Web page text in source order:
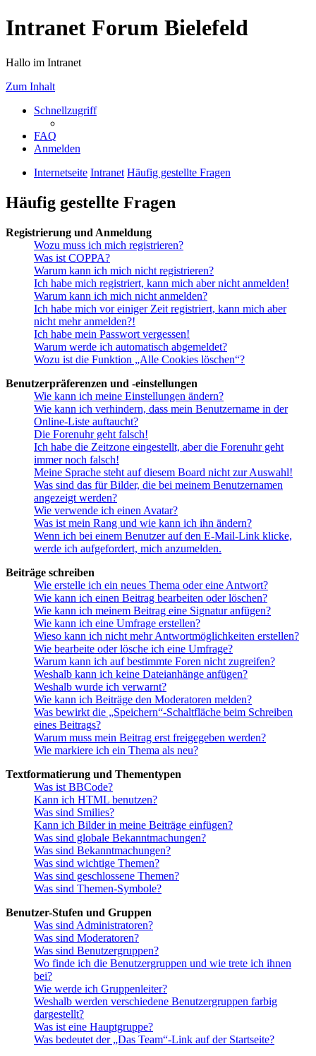
Intranet Forum Bielefeld
Hallo im Intranet
Zum Inhalt
Schnellzugriff
FAQ
Anmelden
Internetseite Intranet Häufig gestellte Fragen
Häufig gestellte Fragen
Registrierung und Anmeldung
Wozu muss ich mich registrieren?
Was ist COPPA?
Warum kann ich mich nicht registrieren?
Ich habe mich registriert, kann mich aber nicht anmelden!
Warum kann ich mich nicht anmelden?
Ich habe mich vor einiger Zeit registriert, kann mich aber
nicht mehr anmelden?!
Ich habe mein Passwort vergessen!
Warum werde ich automatisch abgemeldet?
Wozu ist die Funktion „Alle Cookies löschen“?
Benutzerpräferenzen und -einstellungen
Wie kann ich meine Einstellungen ändern?
Wie kann ich verhindern, dass mein Benutzername in der
Online-Liste auftaucht?
Die Forenuhr geht falsch!
Ich habe die Zeitzone eingestellt, aber die Forenuhr geht
immer noch falsch!
Meine Sprache steht auf diesem Board nicht zur Auswahl!
Was sind das für Bilder, die bei meinem Benutzernamen
angezeigt werden?
Wie verwende ich einen Avatar?
Was ist mein Rang und wie kann ich ihn ändern?
Wenn ich bei einem Benutzer auf den E-Mail-Link klicke,
werde ich aufgefordert, mich anzumelden.
Beiträge schreiben
Wie erstelle ich ein neues Thema oder eine Antwort?
Wie kann ich einen Beitrag bearbeiten oder löschen?
Wie kann ich meinem Beitrag eine Signatur anfügen?
Wie kann ich eine Umfrage erstellen?
Wieso kann ich nicht mehr Antwortmöglichkeiten erstellen?
Wie bearbeite oder lösche ich eine Umfrage?
Warum kann ich auf bestimmte Foren nicht zugreifen?
Weshalb kann ich keine Dateianhänge anfügen?
Weshalb wurde ich verwarnt?
Wie kann ich Beiträge den Moderatoren melden?
Was bewirkt die „Speichern“-Schaltfläche beim Schreiben
eines Beitrags?
Warum muss mein Beitrag erst freigegeben werden?
Wie markiere ich ein Thema als neu?
Textformatierung und Thementypen
Was ist BBCode?
Kann ich HTML benutzen?
Was sind Smilies?
Kann ich Bilder in meine Beiträge einfügen?
Was sind globale Bekanntmachungen?
Was sind Bekanntmachungen?
Was sind wichtige Themen?
Was sind geschlossene Themen?
Was sind Themen-Symbole?
Benutzer-Stufen und Gruppen
Was sind Administratoren?
Was sind Moderatoren?
Was sind Benutzergruppen?
Wo finde ich die Benutzergruppen und wie trete ich ihnen
bei?
Wie werde ich Gruppenleiter?
Weshalb werden verschiedene Benutzergruppen farbig
dargestellt?
Was ist eine Hauptgruppe?
Was bedeutet der „Das Team“-Link auf der Startseite?